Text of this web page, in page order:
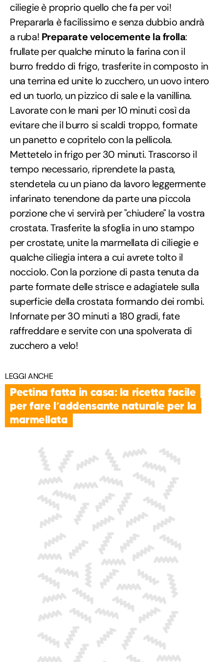
ciliegie è proprio quello che fa per voi!
Prepararla è facilissimo e senza dubbio andrà
a ruba! Preparate velocemente la frolla:
frullate per qualche minuto la farina con il
burro freddo di frigo, trasferite in composto in
una terrina ed unite lo zucchero, un uovo intero
ed un tuorlo, un pizzico di sale e la vanillina.
Lavorate con le mani per 10 minuti così da
evitare che il burro si scaldi troppo, formate
un panetto e copritelo con la pellicola.
Mettetelo in frigo per 30 minuti. Trascorso il
tempo necessario, riprendete la pasta,
stendetela cu un piano da lavoro leggermente
infarinato tenendone da parte una piccola
porzione che vi servirà per "chiudere" la vostra
crostata. Trasferite la sfoglia in uno stampo
per crostate, unite la marmellata di ciliegie e
qualche ciliegia intera a cui avrete tolto il
nocciolo. Con la porzione di pasta tenuta da
parte formate delle strisce e adagiatele sulla
superficie della crostata formando dei rombi.
Infornate per 30 minuti a 180 gradi, fate
raffreddare e servite con una spolverata di
zucchero a velo!
LEGGI ANCHE
Pectina fatta in casa: la ricetta facile
per fare l’addensante naturale per la
marmellata